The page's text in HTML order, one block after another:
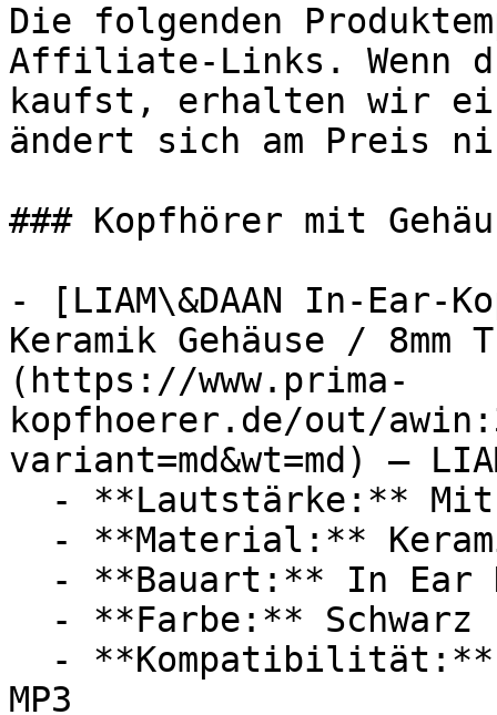
Die folgenden
Affiliate-Links. Wenn
kaufst, erhalten wir
ändert sich am Preis
### Kopfhörer mit
- [LIAM\&DAAN In-Ear-
Keramik Gehäuse /
(https://www.prima-
kopfhoerer.de/out/
variant=md&wt=md) —
MP3